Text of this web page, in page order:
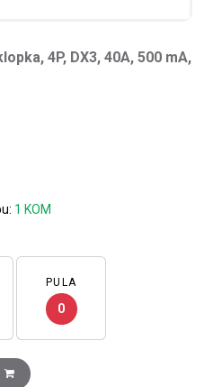
4P, DX3, 40A, 500 mA,
1 KOM
PULA
0
4P, DX3, 40A, 500 mA, A tip